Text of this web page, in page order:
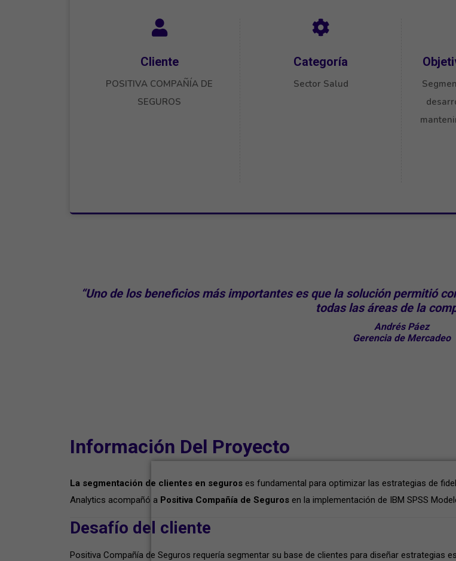
Cliente
POSITIVA COMPAÑÍA DE
SEGUROS
Categoría
Sector Salud
“Uno de los beneficios más importantes es que la solución permitió
todas las áreas de la
Andrés Páez
Gerencia de Mercadeo
Información Del Proyecto
La segmentación de clientes en seguros es fundamental para optimizar las estrategias de
Analytics acompañó a Positiva Compañía de Seguros en la implementación de IBM SPSS
Desafío del cliente
Positiva Compañía de Seguros requería segmentar su base de clientes para diseñar estrategias